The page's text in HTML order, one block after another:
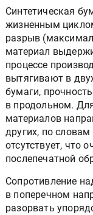
Синтетическая
жизненным
разрыв
материал
процессе
вытягивают в
бумаги,
в продольном.
материалов
других, по словам
отсутствует, что
послепечатной
Сопротивление
в поперечном
разорвать